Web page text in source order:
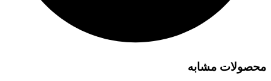
محصولات مشابه